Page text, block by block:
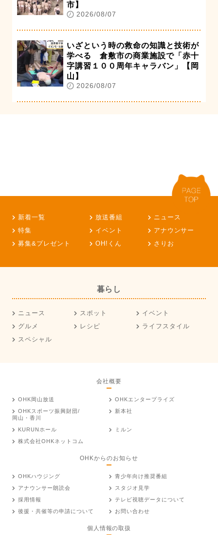
市】
2026/08/07
いざという時の救命の知識と技術が
学べる 倉敷市の商業施設で「赤十
字講習１００周年キャラバン」【岡
山】
2026/08/07
新着一覧 放送番組
ニュース
特集
イベント
アナウンサー
募集&プレゼント
OH!くん さりお
暮らし
ニュース スポット
イベント
グルメ
レシピ
ライフスタイル
スペシャル
会社概要
OHK岡山放送
OHKエンタープライズ
OHKスポーツ振興財団/
岡山・香川
新本社
KURUNホール
ミルン
株式会社OHKネットコム
OHKからのお知らせ
OHKハウジング
青少年向け推奨番組
アナウンサー朗読会
スタジオ見学
採用情報
テレビ視聴データについて
後援・共催等の申請について
お問い合わせ
個人情報の取扱